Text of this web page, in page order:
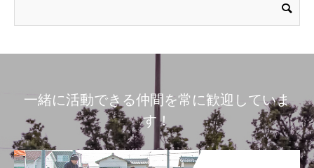
一緒に活動できる仲間を常に歓迎していま
す！